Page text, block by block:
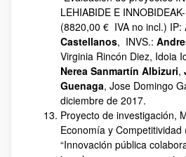
LEHIABIDE E
(8820,00 € IVA no incl.) IP:
Castellanos, INVS.:
Virginia Rincón Diez, Idoia
Nerea Sanmartín Albizuri,
Guenaga, Jose Domingo
diciembre de 2017.
Proyecto de investigación,
Economía y Competitividad
“Innovación pública